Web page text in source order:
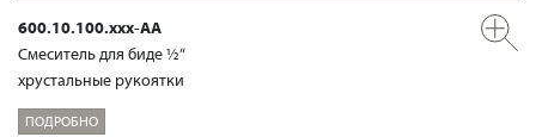
600.10.100.xxx-AA
Смеситель для биде ½“
хрустальные рукоятки
ПОДРОБНО